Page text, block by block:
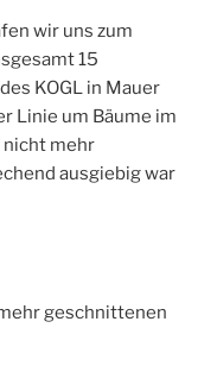
wir uns zum
15
KOGL in Mauer
Linie um Bäume im
nicht mehr
ausgiebig war
geschnittenen